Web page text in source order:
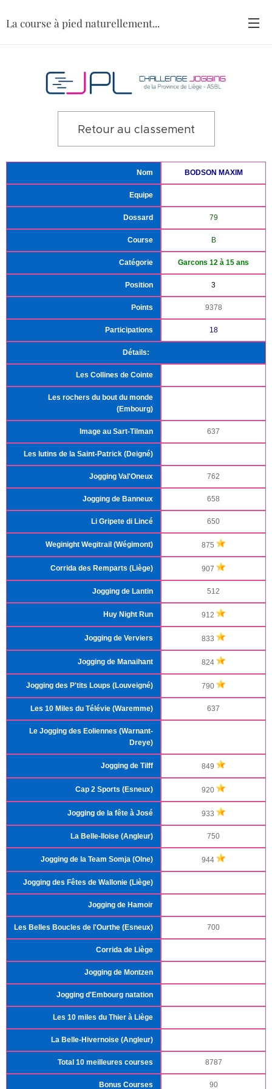
La course à pied naturellement...
Retour au classement
Nom BODSON MAXIM
Equipe
Dossard 79
Course B
Catégorie Garcons 12 à 15 ans
Position 3
Points 9378
Participations 18
Détails:
Les Collines de Cointe
Les rochers du bout du monde
(Embourg)
Image au Sart-Tilman 637
Les lutins de la Saint-Patrick (Deigné)
Jogging Val'Oneux 762
Jogging de Banneux 658
Li Gripete di Lincé 650
Weginight Wegitrail (Wégimont) 875
Corrida des Remparts (Liège) 907
Jogging de Lantin 512
Huy Night Run 912
Jogging de Verviers 833
Jogging de Manaihant 824
Jogging des P'tits Loups (Louveigné) 790
Les 10 Miles du Télévie (Waremme) 637
Le Jogging des Eoliennes (Warnant-
Dreye)
Jogging de Tilff 849
Cap 2 Sports (Esneux) 920
Jogging de la fête à José 933
La Belle-Iloise (Angleur) 750
Jogging de la Team Somja (Olne) 944
Jogging des Fêtes de Wallonie (Liège)
Jogging de Hamoir
Les Belles Boucles de l'Ourthe (Esneux) 700
Corrida de Liège
Jogging de Montzen
Jogging d'Embourg natation
Les 10 miles du Thier à Liège
La Belle-Hivernoise (Angleur)
Total 10 meilleures courses 8787
Bonus Courses 90